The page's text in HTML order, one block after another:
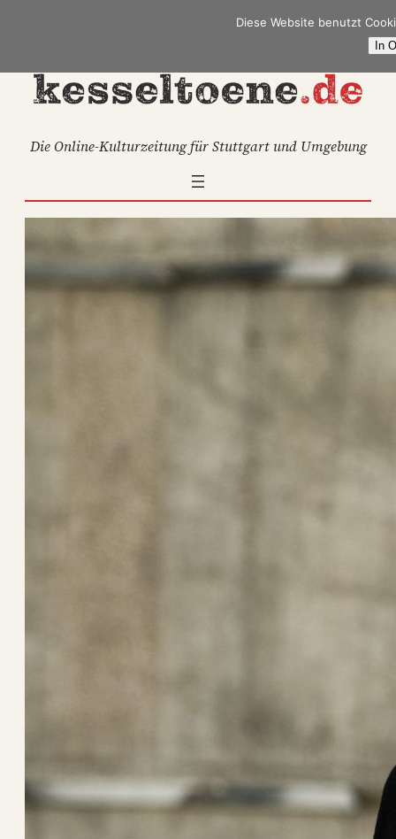
Die Online-Kulturzeitung für Stuttgart und Umgebung
Diese Website benutzt
In